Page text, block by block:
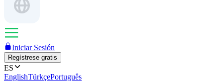
Iniciar Sesión
Regístrese gratis
ES
EnglishTürkçePortuguês